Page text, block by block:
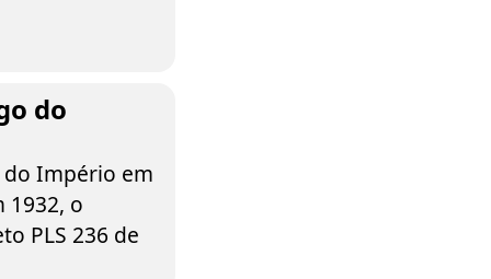
do
Império em
1932, o
PLS 236 de